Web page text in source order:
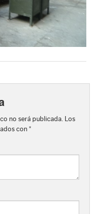
no será publicada.
Los
con *